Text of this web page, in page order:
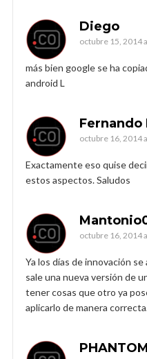
Diego
octubre 15, 2014
más bien google se ha
android L
Fernando
octubre 16, 2014
Exactamente eso quise
estos aspectos. Saludos
octubre 16, 2014
Ya los días de innovación
sale una nueva versión de
tener cosas que otro ya
aplicarlo de manera